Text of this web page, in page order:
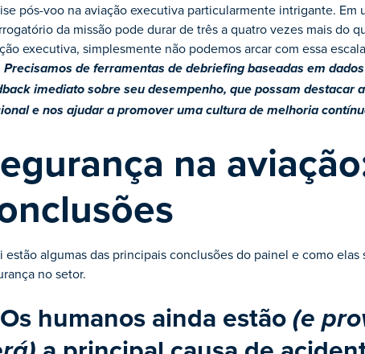
pós-voo na aviação executiva particularmente intrigante. Em
da missão pode durar de três a quatro vezes mais do
executiva, simplesmente não podemos arcar com essa
Precisamos de ferramentas de debriefing baseadas em
imediato sobre seu desempenho, que possam destacar
e nos ajudar a promover uma cultura de melhoria
na
estão algumas das principais conclusões do painel e como
no setor.
humanos ainda estão (e